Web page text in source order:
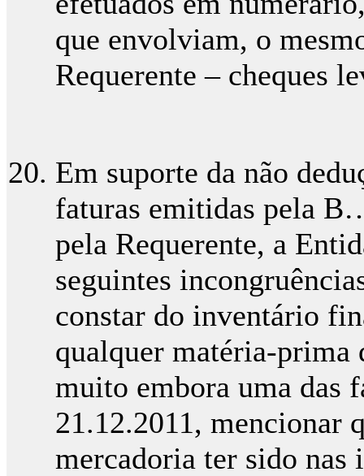
que envolviam, o
Requerente – cheques
Em suporte da não
faturas emitidas pela
pela Requerente, a
seguintes
constar do inventário
qualquer matéria-
muito embora uma das
21.12.2011, mencionar
mercadoria ter sido nas